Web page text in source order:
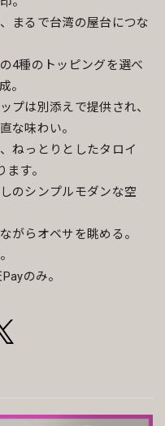
まるで台湾の屋台につな
4種のトッピングを選べ
。
プは別添えで提供され、
な味わい。
ねっとりとしたタロイ
す。
のシンプルモダンな空
がらオベサを眺める。
のみ。